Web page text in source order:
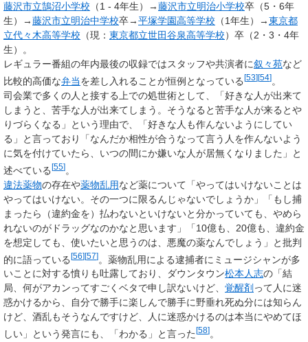
藤沢市立鵠沼小学校 （1 - 4年生）→藤沢市立明治小学校卒（5・6年
生）→藤沢市立明治中学校卒→平塚学園高等学校 （1年生）→東京都
立代々木高等学校 （現： 東京都立世田谷泉高等学校）卒（2・3・4年
生）。
レギュラー番組の年内最後の収録ではスタッフや共演者に叙々苑など
比較的高価な弁当を差し入れることが恒例となっている [53][54] 。
司会業で多くの人と接する上での処世術として、「好きな人が出来て
しまうと、苦手な人が出来てしまう。そうなると苦手な人が来るとや
りづらくなる」という理由で、「好きな人も作んないようにしてい
る」と言っており「なんだか相性が合うなって言う人を作んないよう
に気を付けていたら、いつの間にか嫌いな人が居無くなりました」と
述べている [55] 。
違法薬物の存在や薬物乱用など薬について「やってはいけないことは
やってはいけない。その一つに限るんじゃないでしょうか」「もし捕
まったら（違約金を）払わないといけないと分かっていても、やめら
れないのがドラッグなのかなと思います」「10億も、20億も、違約金
を想定しても、使いたいと思うのは、悪魔の薬なんでしょう」と批判
的に語っている[56][57]。薬物乱用による逮捕者にミュージシャンが多
いことに対する憤りも吐露しており、ダウンタウン松本人志の「結
局、何がアカンってすごくベタで申し訳ないけど、 覚醒剤 って人に迷
惑かけるから、自分で勝手に楽しんで勝手に野垂れ死ぬ分には知らん
けど、酒乱もそうなんですけど、人に迷惑かけるのは本当にやめてほ
しい」という発言にも、「わかる」と言った [58] 。